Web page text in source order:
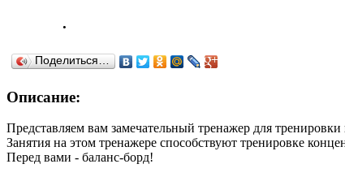
.
Поделиться…
Описание:
Представляем вам замечательный тренажер для
Занятия на этом тренажере способствуют тренировке
Перед вами - баланс-борд!